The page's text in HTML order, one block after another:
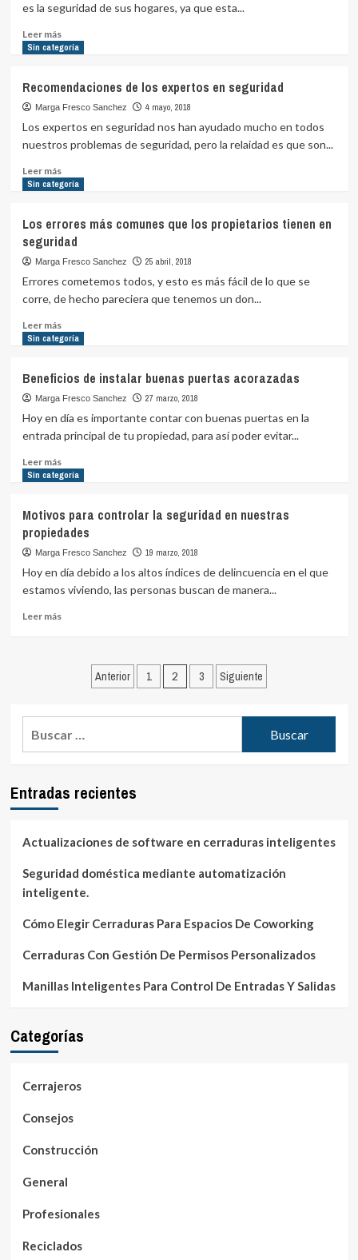
puerta
principal
cerraduras
es la seguridad de sus hogares, ya que esta...
Leer másLeer
más
a
la
medida
las
necesidades
Sin categoría
Recomendaciones de los expertos en seguridad
Marga Fresco Sanchez 4 mayo, 2018
Los expertos en seguridad nos han ayudado mucho en todos
nuestros problemas de seguridad, pero la relaidad es que son...
Leer másLeer
más
de
los
expertos
Sin categoría
Los errores más comunes que los propietarios tienen en
seguridad
Marga Fresco Sanchez 25 abril, 2018
Errores cometemos todos, y esto es más fácil de lo que se
corre, de hecho pareciera que tenemos un don...
Leer másLeer
más
errores
más
comunes
que
los
propietarios
tienen
Sin categoría
Beneficios de instalar buenas puertas acorazadas
Marga Fresco Sanchez 27 marzo, 2018
Hoy en día es importante contar con buenas puertas en la
entrada principal de tu propiedad, para así poder evitar...
Leer másLeer
más
de
instalar
buenas
puertas
Sin categoría
Motivos para controlar la seguridad en nuestras
propiedades
Marga Fresco Sanchez 19 marzo, 2018
Hoy en día debido a los altos índices de delincuencia en el que
estamos viviendo, las personas buscan de manera...
Leer másLeer
controlar
seguridad
en
nuestras
Paginación
Anterior 1 2 3 Siguiente
Entradas recientes
Actualizaciones de software en cerraduras inteligentes
Seguridad doméstica mediante automatización
inteligente.
Cómo Elegir Cerraduras Para Espacios De Coworking
Cerraduras Con Gestión De Permisos Personalizados
Manillas Inteligentes Para Control De Entradas Y Salidas
Categorías
Cerrajeros
Consejos
Construcción
General
Profesionales
Reciclados